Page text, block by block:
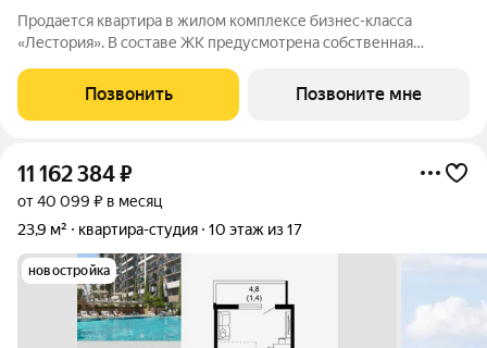
Продается квартира в жилом комплексе бизнес-класса
«Лестория». В составе ЖК предусмотрена собственная
подогреваемыми бассейнами, что соответствуют стандартам
бизнес-класса. Аквазона объединяет взрослый и
Позвонить Позвоните мне
11 162 384₽
от 40 099 ₽ в месяц
23,9 м²
квартира-студия 10 этаж из 17
новостройка